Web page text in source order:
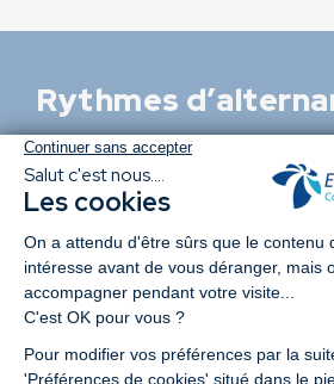
Rythmes
Recruter un Bac+3 à
Le rythme de3 semaines en
votre futur(e) commercial(e) au sein
vos projets de la meilleure manière
de formation qui a lieu chaque mois
permet de délivrer le savoir
pourront mettre en place dans votre